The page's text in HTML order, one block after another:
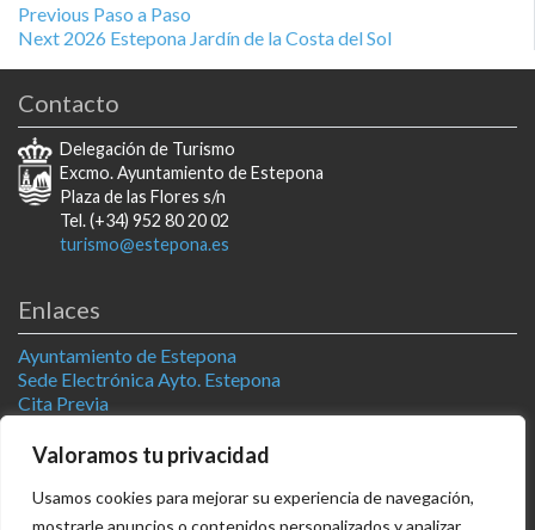
Valoramos tu privacidad
Usamos cookies para mejorar su experiencia de navegación,
mostrarle anuncios o contenidos personalizados y analizar
Navegación
de
entradas
Previous Previous
post:
Paso a Paso
Next Next
2026 Estepona Jardín de la Costa del Sol
Contacto
Delegación de Turismo
Excmo. Ayuntamiento de Estepona
Plaza de las Flores s/n
Tel. (+34) 952 80 20 02
turismo@estepona.es
Enlaces
Ayuntamiento de Estepona
Sede Electrónica Ayto. Estepona
Cita Previa
Televisión Estepona
Síguenos
AGENDA